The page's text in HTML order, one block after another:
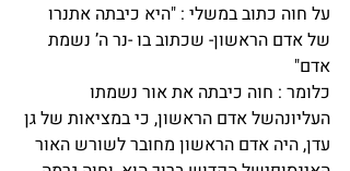
על חוה כתוב במשלי : "היא כיבתה אתנרו
של אדם הראשון- שכתוב בו -נר ה’ נשמת
אדם"
כלומר : חוה כיבתה את אור נשמתו
העליונהשל אדם הראשון, כי במציאות של גן
עדן, היה אדם הראשון מחובר לשורש האור